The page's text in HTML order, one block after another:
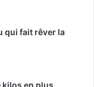
qui fait rêver la